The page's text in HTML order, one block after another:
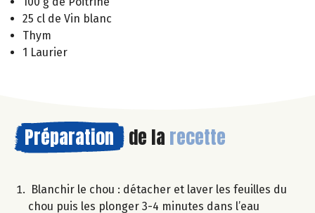
25 cl de Vin blanc
Thym
1 Laurier
Préparation de la recette
Blanchir le chou : détacher et laver les feuilles du
chou puis les plonger 3-4 minutes dans l’eau